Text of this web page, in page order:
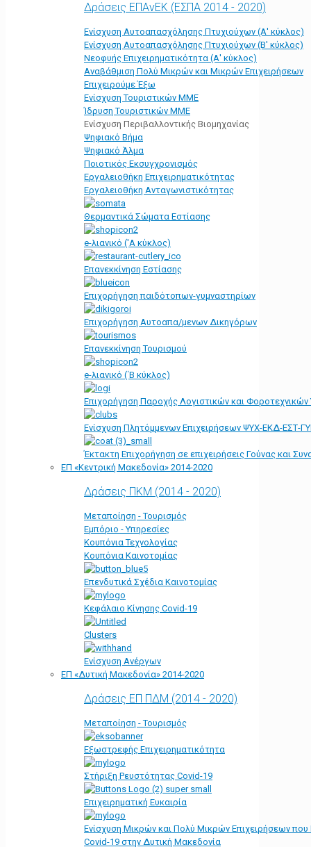
Δράσεις ΕΠΑνΕΚ (ΕΣΠΑ 2014 - 2020)
Ενίσχυση Αυτοαπασχόλησης Πτυχιούχων (Α' κύκλος)
Ενίσχυση Αυτοαπασχόλησης Πτυχιούχων (Β' κύκλος)
Νεοφυής Επιχειρηματικότητα (Α' κύκλος)
Αναβάθμιση Πολύ Μικρών και Μικρών Επιχειρήσεων
Επιχειρούμε Έξω
Ενίσχυση Τουριστικών ΜΜΕ
Ίδρυση Τουριστικών ΜΜΕ
Ενίσχυση Περιβαλλοντικής Βιομηχανίας
Ψηφιακό Βήμα
Ψηφιακό Άλμα
Ποιοτικός Εκσυγχρονισμός
Εργαλειοθήκη Eπιχειρηματικότητας
Εργαλειοθήκη Ανταγωνιστικότητας
Θερμαντικά Σώματα Εστίασης
e-λιανικό ('Α κύκλος)
Επανεκκίνηση Εστίασης
Επιχορήγηση παιδότοπων-γυμναστηρίων
Επιχορήγηση Αυτοαπα/μενων Δικηγόρων
Επανεκκίνηση Τουρισμού
e-λιανικό (΄Β κύκλος)
Επιχορήγηση Παροχής Λογιστικών και
Ενίσχυση Πλητόμμενων Επιχειρήσεων ΨΥΧ-ΕΚΔ-ΕΣΤ-
Έκτακτη Επιχορήγηση σε επιχειρήσεις Γούνας και
ΕΠ «Kεντρική Μακεδονία» 2014-2020
Δράσεις ΠΚΜ (2014 - 2020)
Μεταποίηση - Τουρισμός
Εμπόριο - Υπηρεσίες
Κουπόνια Τεχνολογίας
Κουπόνια Καινοτομίας
Επενδυτικά Σχέδια Καινοτομίας
Κεφάλαιο Κίνησης Covid-19
Clusters
Ενίσχυση Ανέργων
ΕΠ «Δυτική Μακεδονία» 2014-2020
Δράσεις ΕΠ ΠΔΜ (2014 - 2020)
Μεταποίηση - Τουρισμός
Εξωστρεφής Επιχειρηματικότητα
Στήριξη Ρευστότητας Covid-19
Επιχειρηματική Ευκαιρία
Ενίσχυση Μικρών και Πολύ Μικρών Επιχειρήσεων
Covid-19 στην Δυτική Μακεδονία